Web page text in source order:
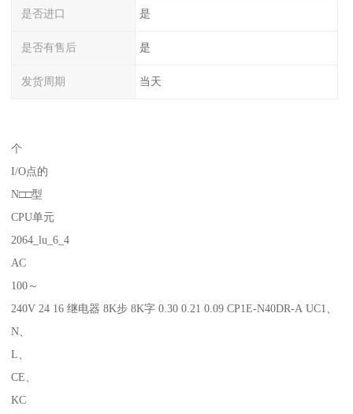
是否进口 是
是否有售后 是
发货周期 当天
个
I/O点的
N□□型
CPU单元
2064_lu_6_4
AC
100～
240V 24 16 继电器 8K步 8K字 0.30 0.21 0.09 CP1E-N40DR-A UC1、
N、
L、
CE、
KC